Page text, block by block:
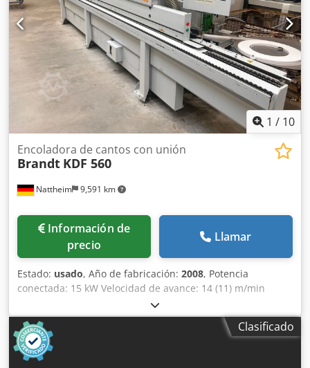
1 / 10
Nattheim 9,591 km
Encoladora de cantos con unión
Brandt KDF 560
Información de
precio
Llamar
Estado: usado, Año de fabricación: 2008, Potencia
conectada: 15 kW Velocidad de avance: 14 (11) m/min
Grosor de la pieza: 8 - 60 mm Grosor del canto: 0,4 - 8 mm
Separación de rodillos: máx. 3,0 x 45 / 0,8 x 65 mm
Diámetro de extracción: 120 / 160 / 100 mm Altura de
trabajo: 950 mm Dimensiones: 6260 x 1560 x 2300 mm
Peso: aprox. 3000 kg Lugar de almacenamiento: Proveedor
Clasificado